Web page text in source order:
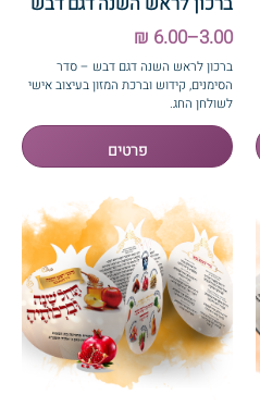
3.00–6.00 ₪
ברכון לראש השנה דגם דבש – סדר
הסימנים, קידוש וברכת המזון בעיצוב אישי
לשולחן החג.